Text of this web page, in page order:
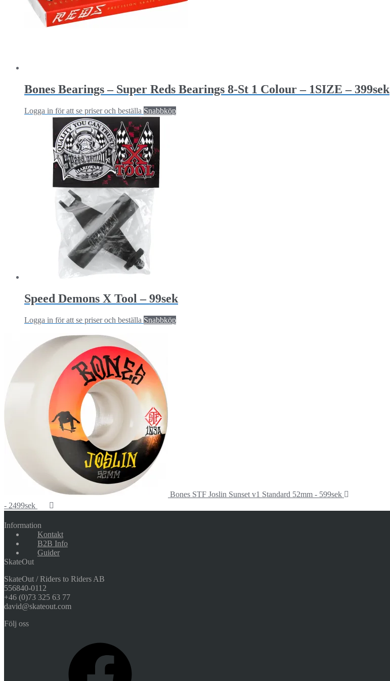
Bones Bearings – Super Reds Bearings 8-St 1 Colour – 1SIZE – 399sek
Logga in för att se priser och beställa Snabbköp
Speed Demons X Tool – 99sek
Logga in för att se priser och beställa Snabbköp
Bones STF Joslin Sunset v1 Standard 52mm - 599sek
- 2499sek
Information
Kontakt
B2B Info
Guider
SkateOut
SkateOut / Riders to Riders AB
556840-0112
+46 (0)73 325 63 77
david@skateout.com
Följ oss